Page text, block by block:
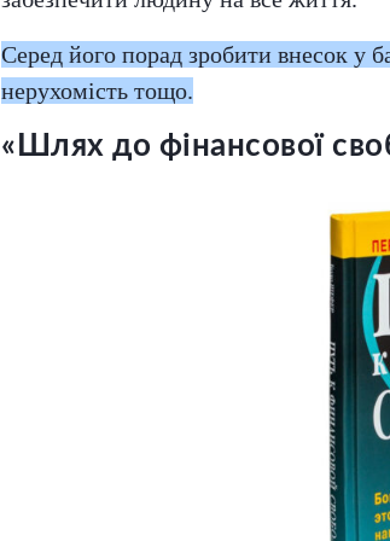
Серед його порад зробити внесок у
нерухомість тощо.
«Шлях до фінансової